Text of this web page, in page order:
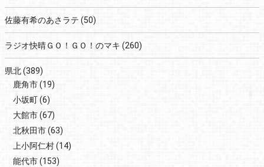
佐藤有希のあさラテ (50)
ラジオ快晴ＧＯ！ＧＯ！のマキ (260)
県北(389)
鹿角市(19)
小坂町(6)
大館市(67)
北秋田市(63)
上小阿仁村(14)
能代市(153)